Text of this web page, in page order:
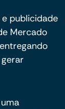
publicidade
Mercado